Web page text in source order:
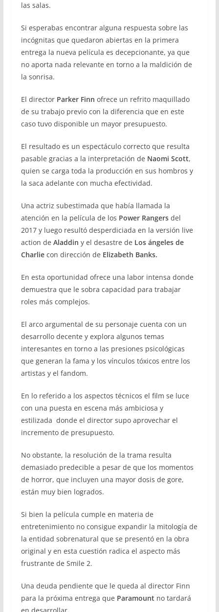
las salas.
Si esperabas encontrar alguna respuesta sobre las
incógnitas que quedaron abiertas en la primera
entrega la nueva película es decepcionante, ya que
no aporta nada relevante en torno a la maldición de
la sonrisa.
El director Parker Finn ofrece un refrito maquillado
de su trabajo previo con la diferencia que en este
caso tuvo disponible un mayor presupuesto.
El resultado es un espectáculo correcto que resulta
pasable gracias a la interpretación de Naomi Scott,
quien se carga toda la producción en sus hombros y
la saca adelante con mucha efectividad.
Una actriz subestimada que había llamada la
atención en la película de los Power Rangersdel
2017 y luego resultó desperdiciada en la versión live
action de Aladdin y el desastre de Los ángeles de
Charliecon dirección de Elizabeth Banks.
En esta oportunidad ofrece una labor intensa donde
demuestra que le sobra capacidad para trabajar
roles más complejos.
El arco argumental de su personaje cuenta con un
desarrollo decente y explora algunos temas
interesantes en torno a las presiones psicológicas
que generan la fama y los vínculos tóxicos entre los
artistas y el fandom.
En lo referido a los aspectos técnicos el film se luce
con una puesta en escena más ambiciosa y
estilizada donde el director supo aprovechar el
incremento de presupuesto.
No obstante, la resolución de la trama resulta
demasiado predecible a pesar de que los momentos
de horror, que incluyen una mayor dosis de gore,
están muy bien logrados.
Si bien la película cumple en materia de
entretenimiento no consigue expandir la mitología de
la entidad sobrenatural que se presentó en la obra
original y en esta cuestión radica el aspecto más
frustrante de Smile 2.
Una deuda pendiente que le queda al director Finn
para la próxima entrega que Paramount no tardará